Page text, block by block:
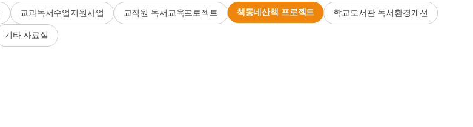
교과독서수업지원사업 교직원 독서교육프로젝트 책동네산책 프로젝트 학교도서관 독서환경개선
기타 자료실